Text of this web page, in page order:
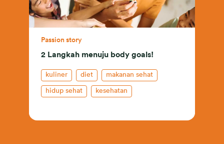
Passion story
2 Langkah menuju body goals!
kuliner diet makanan sehat
hidup sehat kesehatan